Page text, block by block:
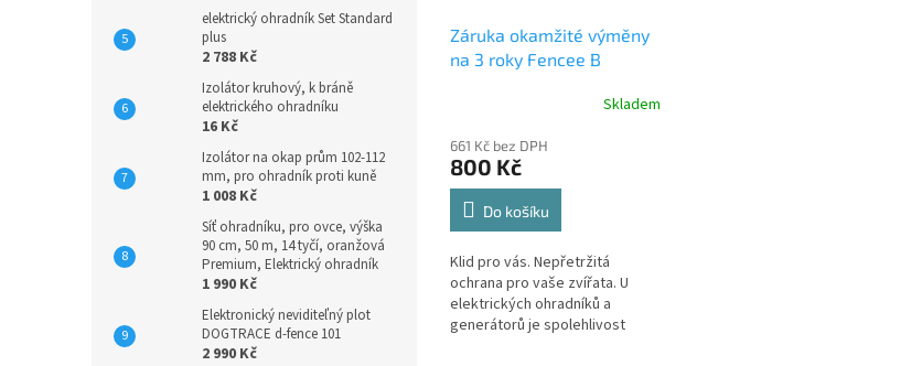
elektrický ohradník Set Standard
plus
2 788 Kč
Izolátor kruhový, k bráně
elektrického ohradníku
16 Kč
Izolátor na okap prům 102-112
mm, pro ohradník proti kuně
1 008 Kč
Síť ohradníku, pro ovce, výška
90 cm, 50 m, 14 tyčí, oranžová
Premium, Elektrický ohradník
1 990 Kč
Elektronický neviditeľný plot
DOGTRACE d-fence 101
2 990 Kč
Záruka okamžité výměny
na 3 roky Fencee B
Skladem
661 Kč bez DPH
800 Kč
Do košíku
Klid pro vás. Nepřetržitá
ochrana pro vaše zvířata. U
elektrických ohradníků a
generátorů je spolehlivost